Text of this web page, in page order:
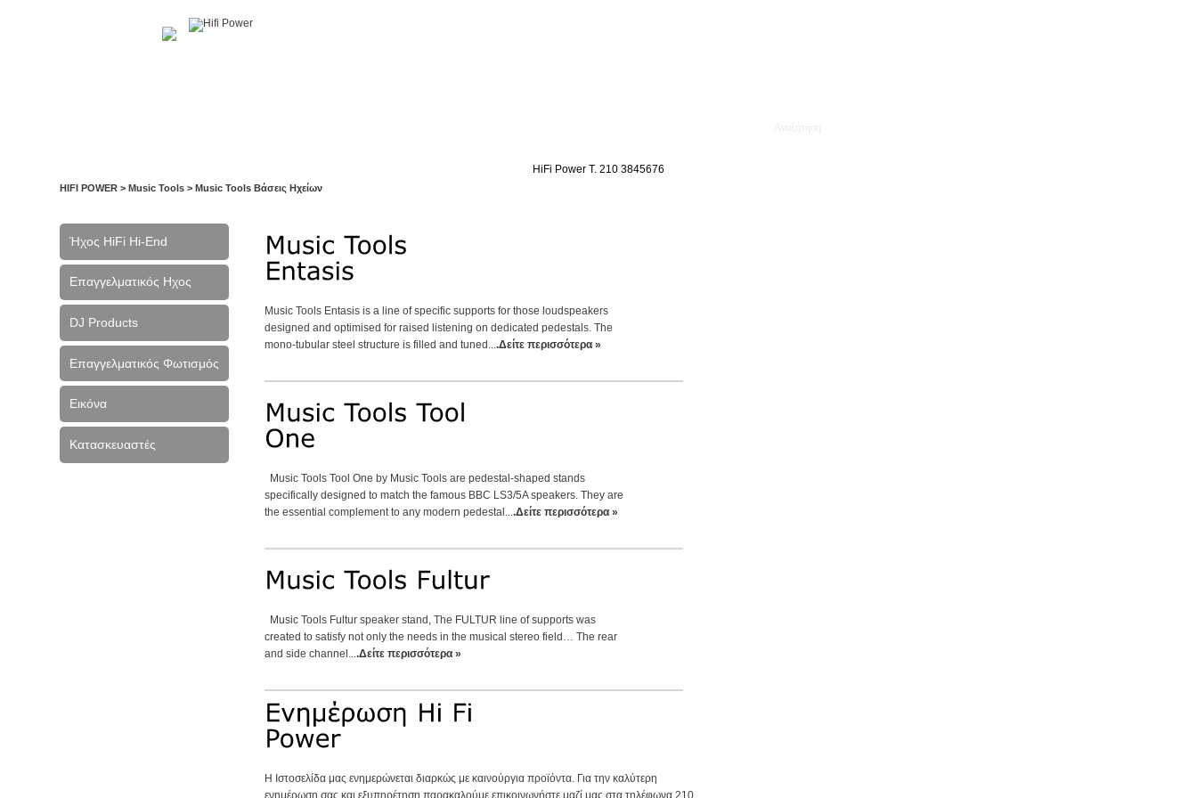
HiFi Power T. 210 3845676
HIFI POWER > Music Tools > Music Tools Βάσεις Ηχείων
Ήχος HiFi Hi-End
Επαγγελματικός Ηχος
DJ Products
Επαγγελματικός Φωτισμός
Εικόνα
Κατασκευαστές
Music Tools Entasis is a line of specific supports for those loudspeakers
designed and optimised for raised listening on dedicated pedestals. The
mono-tubular steel structure is filled and tuned....Δείτε περισσότερα »
Music Tools Tool One by Music Tools are pedestal-shaped stands
specifically designed to match the famous BBC LS3/5A speakers. They are
the essential complement to any modern pedestal....Δείτε περισσότερα »
Music Tools Fultur speaker stand, The FULTUR line of supports was
created to satisfy not only the needs in the musical stereo field… The rear
and side channel....Δείτε περισσότερα »
Η Ιστοσελίδα μας ενημερώνεται διαρκώς με καινούργια προϊόντα. Για την καλύτερη